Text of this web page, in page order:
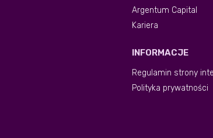
Argentum Capital
Kariera
INFORMACJE
Regulamin strony
Polityka prywatności